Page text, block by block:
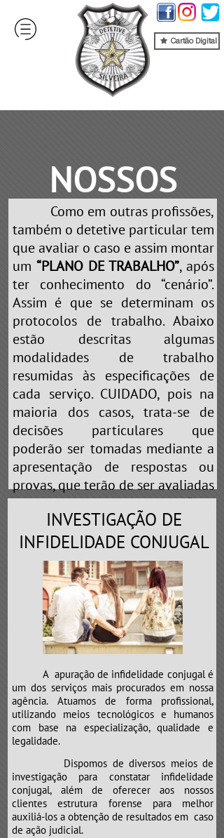
NOSSOS
SERVIÇOS
Como em outras profissões,
também o detetive particular tem
que avaliar o caso e assim montar
um “PLANO DE TRABALHO”, após
ter conhecimento do “cenário”.
Assim é que se determinam os
protocolos de trabalho. Abaixo
estão descritas algumas
modalidades de trabalho
resumidas às especificações de
cada serviço. CUIDADO, pois na
maioria dos casos, trata-se de
decisões particulares que
poderão ser tomadas mediante a
apresentação de respostas ou
provas, que terão de ser avaliadas
pelo profissional. Portanto, “não
brinque de cobaia” nas mãos de
falsos detetives que prometem
realizar“QUALQUER TIPO DE
SERVIÇO”ou“ESCLARECEMOS A
SUA DÚVIDA”. Em toda e qualquer
profissão existe a especialização
e neste caso não é diferente.
Atenção para o “CLÍNICO GERAL”,
que poderá mandar a sua “vida”
para a “UTI”.
INVESTIGAÇÃO DE
INFIDELIDADE CONJUGAL
A apuração de infidelidade conjugal é
um dos serviços mais procurados em nossa
agência. Atuamos de forma profissional,
utilizando meios tecnológicos e humanos
com base na especialização, qualidade e
legalidade.
Dispomos de diversos meios de
investigação para constatar infidelidade
conjugal, além de oferecer aos nossos
clientes estrutura forense para melhor
auxiliá-los a obtenção de resultados em caso
de ação judicial.
Cartão Digital